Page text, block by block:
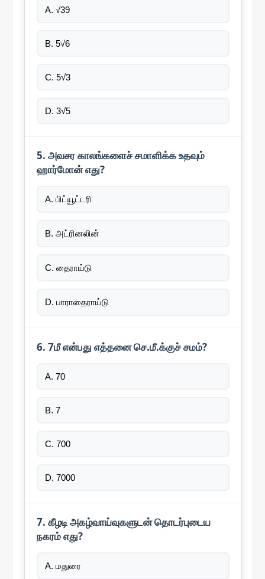
A. √39
B. 5√6
C. 5√3
D. 3√5
5. அவசர காலங்களைச் சமாளிக்க உதவும்
ஹார்மோன் எது?
A. பிட்யூட்டரி
B. அட்ரினலின்
C. தைராய்டு
D. பாராதைராய்டு
6. 7மீ என்பது எத்தனை செ.மீ.க்குச் சமம்?
A. 70
B. 7
C. 700
D. 7000
7. கீழடி அகழ்வாய்வுகளுடன் தொடர்புடைய
நகரம் எது?
A. மதுரை